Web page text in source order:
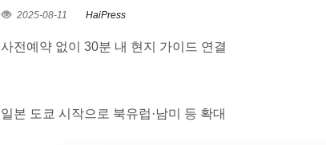
2025-08-11 HaiPress
사전예약 없이 30분 내 현지 가이드 연결
일본 도쿄 시작으로 북유럽·남미 등 확대